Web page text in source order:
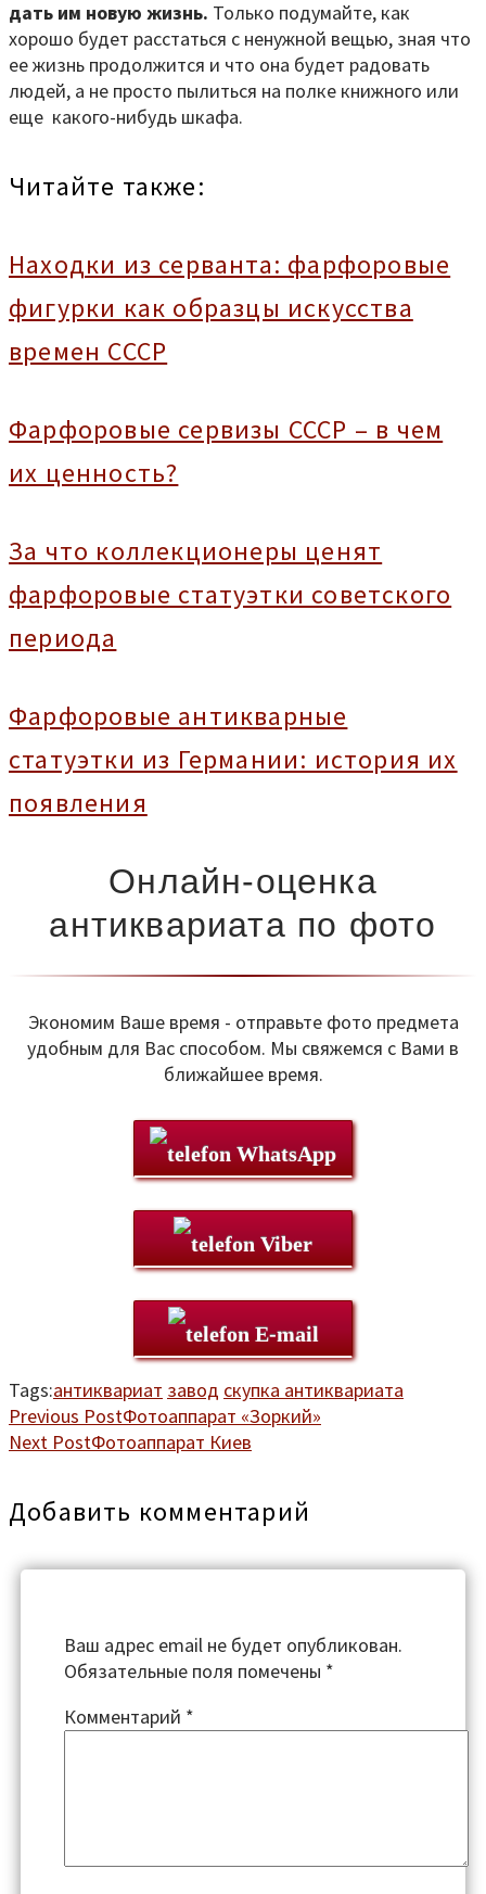
дать им новую жизнь. Только подумайте, как
хорошо будет расстаться с ненужной вещью, зная что
ее жизнь продолжится и что она будет радовать
людей, а не просто пылиться на полке книжного или
еще какого-нибудь шкафа.
Читайте также:
Находки из серванта: фарфоровые
фигурки как образцы искусства
времен СССР
Фарфоровые сервизы СССР – в чем
их ценность?
За что коллекционеры ценят
фарфоровые статуэтки советского
периода
Фарфоровые антикварные
статуэтки из Германии: история их
появления
Онлайн-оценка
антиквариата по фото
Экономим Ваше время - отправьте фото предмета
удобным для Вас способом. Мы свяжемся с Вами в
ближайшее время.
WhatsApp
Viber
E-mail
Tags:антиквариат завод скупка антиквариата
Previous PostФотоаппарат «Зоркий»
Next PostФотоаппарат Киев
Добавить комментарий
Ваш адрес email не будет опубликован.
Обязательные поля помечены *
Комментарий *